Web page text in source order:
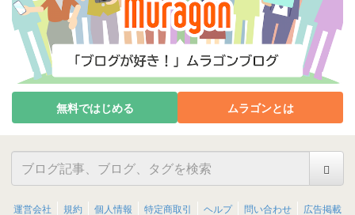
無料ではじめる ムラゴンとは
運営会社 規約 個人情報 特定商取引 ヘルプ 問い合わせ 広告掲載